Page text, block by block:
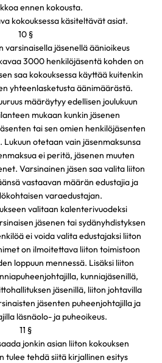
ennen kokousta.
kokouksessa käsiteltävät asiat.
10 §
varsinaisella jäsenellä äänioikeus
3000 henkilöjäsentä kohden on
saa kokouksessa käyttää kuitenkin
yhteenlasketusta äänimäärästä.
määräytyy edellisen joulukuun
mukaan kunkin jäsenen
tai sen omien henkilöjäsenten
otetaan vain jäsenmaksunsa
ei peritä, jäsenen muuten
Varsinainen jäsen saa valita liiton
vastaavan määrän edustajia ja
varaedustajan.
valitaan kalenterivuodeksi
jäsenen tai sydänyhdistyksen
ei voida valita edustajaksi liiton
on ilmoitettava liiton toimistoon
loppuun mennessä. Lisäksi liiton
kunniajäsenillä,
jäsenillä, liiton johtavilla
jäsenten puheenjohtajilla ja
läsnäolo- ja puheoikeus.
11 §
jonkin asian liiton kokouksen
tulee tehdä siitä kirjallinen esitys